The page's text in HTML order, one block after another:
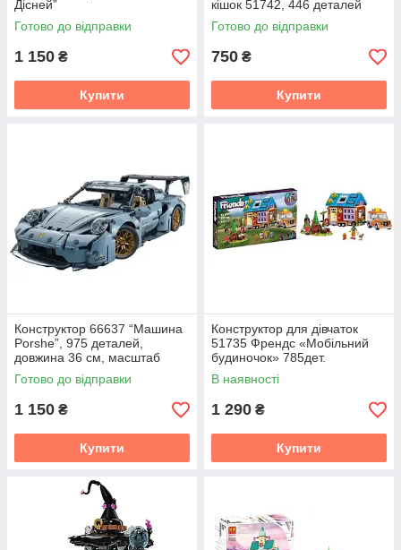
Дісней”
Готово до відправки
1 150 ₴
Купити
кішок 51742, 446 деталей
Готово до відправки
750 ₴
Купити
Конструктор 66637 “Машина
Porshe”, 975 деталей,
довжина 36 см, масштаб
1:14, гумові шини
Готово до відправки
1 150 ₴
Купити
Конструктор для дівчаток
51735 Френдс «Мобільний
будиночок» 785дет.
В наявності
1 290 ₴
Купити